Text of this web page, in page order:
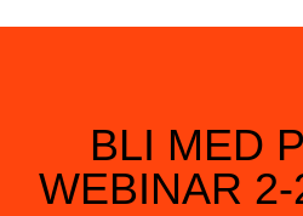
BLI MED
WEBINAR